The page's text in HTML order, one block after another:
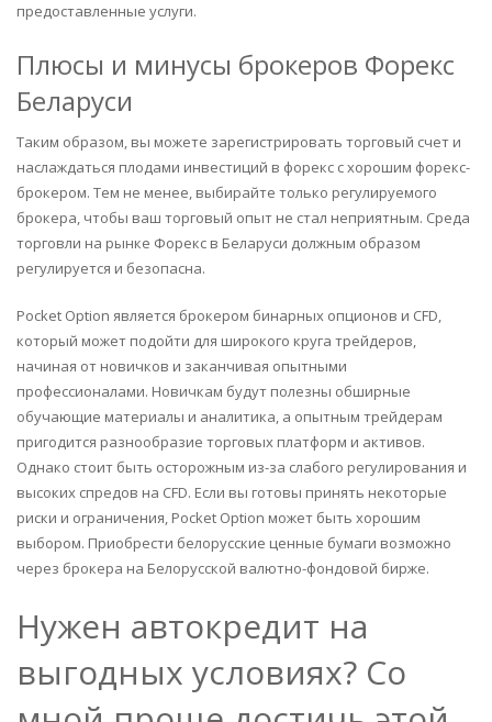
предоставленные услуги.
Плюсы и минусы брокеров Форекс
Беларуси
Таким образом, вы можете зарегистрировать торговый счет и
наслаждаться плодами инвестиций в форекс с хорошим форекс-
брокером. Тем не менее, выбирайте только регулируемого
брокера, чтобы ваш торговый опыт не стал неприятным. Среда
торговли на рынке Форекс в Беларуси должным образом
регулируется и безопасна.
Pocket Option является брокером бинарных опционов и CFD,
который может подойти для широкого круга трейдеров,
начиная от новичков и заканчивая опытными
профессионалами. Новичкам будут полезны обширные
обучающие материалы и аналитика, а опытным трейдерам
пригодится разнообразие торговых платформ и активов.
Однако стоит быть осторожным из-за слабого регулирования и
высоких спредов на CFD. Если вы готовы принять некоторые
риски и ограничения, Pocket Option может быть хорошим
выбором. Приобрести белорусские ценные бумаги возможно
через брокера на Белорусской валютно-фондовой бирже.
Нужен автокредит на
выгодных условиях? Со